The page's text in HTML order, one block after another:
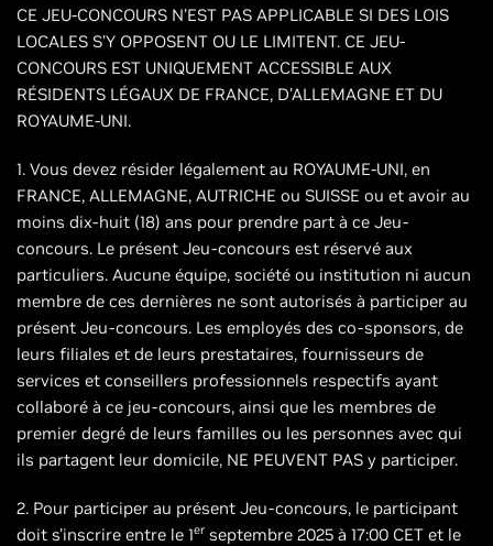
CE JEU-CONCOURS N’EST PAS APPLICABLE SI DES LOIS
LOCALES S’Y OPPOSENT OU LE LIMITENT. CE JEU-
CONCOURS EST UNIQUEMENT ACCESSIBLE AUX
RÉSIDENTS LÉGAUX DE FRANCE, D’ALLEMAGNE ET DU
ROYAUME-UNI.
1. Vous devez résider légalement au ROYAUME-UNI, en
FRANCE, ALLEMAGNE, AUTRICHE ou SUISSE ou et avoir au
moins dix-huit (18) ans pour prendre part à ce Jeu-
concours. Le présent Jeu-concours est réservé aux
particuliers. Aucune équipe, société ou institution ni aucun
membre de ces dernières ne sont autorisés à participer au
présent Jeu-concours. Les employés des co-sponsors, de
leurs filiales et de leurs prestataires, fournisseurs de
services et conseillers professionnels respectifs ayant
collaboré à ce jeu-concours, ainsi que les membres de
premier degré de leurs familles ou les personnes avec qui
ils partagent leur domicile, NE PEUVENT PAS y participer.
2. Pour participer au présent Jeu-concours, le participant
doit s'inscrire entre le 1er septembre 2025 à 17:00 CET et le